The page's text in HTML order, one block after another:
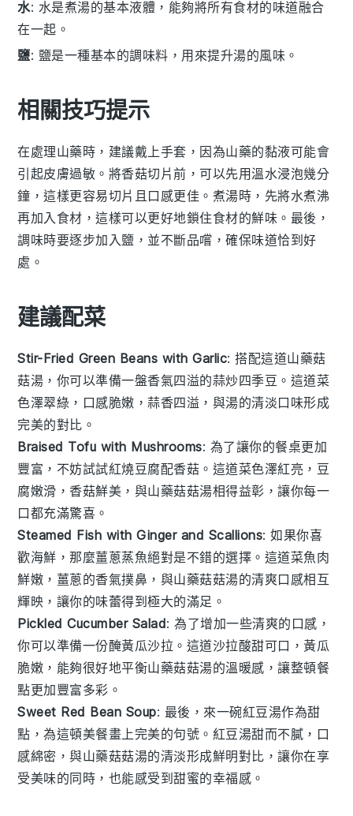
水: 水是煮湯的基本液體，能夠將所有食材的味道融合
在一起。
鹽: 鹽是一種基本的調味料，用來提升湯的風味。
相關技巧提示
在處理山藥時，建議戴上手套，因為山藥的黏液可能會
引起皮膚過敏。將香菇切片前，可以先用溫水浸泡幾分
鐘，這樣更容易切片且口感更佳。煮湯時，先將水煮沸
再加入食材，這樣可以更好地鎖住食材的鮮味。最後，
調味時要逐步加入 鹽 ，並不斷品嚐，確保味道恰到好
處。
建議配菜
Stir-Fried Green Beans with Garlic: 搭配這道山藥菇
菇湯 ，你可以準備一盤香氣四溢的蒜炒四季豆 。這道菜
色澤翠綠，口感脆嫩，蒜香四溢，與湯的清淡口味形成
完美的對比。
Braised Tofu with Mushrooms: 為了讓你的餐桌更加
豐富，不妨試試紅燒豆腐配香菇 。這道菜色澤紅亮，豆
腐嫩滑，香菇鮮美，與山藥菇菇湯相得益彰，讓你每一
口都充滿驚喜。
Steamed Fish with Ginger and Scallions: 如果你喜
歡海鮮，那麼薑蔥蒸魚絕對是不錯的選擇。這道菜魚肉
鮮嫩，薑蔥的香氣撲鼻，與山藥菇菇湯的清爽口感相互
輝映，讓你的味蕾得到極大的滿足。
Pickled Cucumber Salad: 為了增加一些清爽的口感，
你可以準備一份醃黃瓜沙拉 。這道沙拉酸甜可口，黃瓜
脆嫩，能夠很好地平衡山藥菇菇湯的溫暖感，讓整頓餐
點更加豐富多彩。
Sweet Red Bean Soup: 最後，來一碗紅豆湯作為甜
點，為這頓美餐畫上完美的句號。紅豆湯甜而不膩，口
感綿密，與山藥菇菇湯的清淡形成鮮明對比，讓你在享
受美味的同時，也能感受到甜蜜的幸福感。